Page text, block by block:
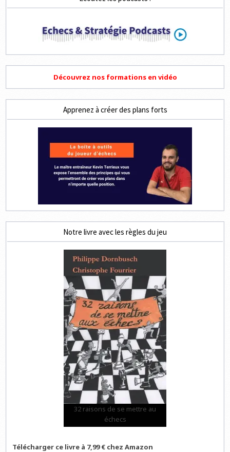
Découvrez nos formations en vidéo
Apprenez à créer des plans forts
Notre livre avec les règles du jeu
32 raisons de se mettre au
échecs
Télécharger ce livre à 7,99 € chez Amazon